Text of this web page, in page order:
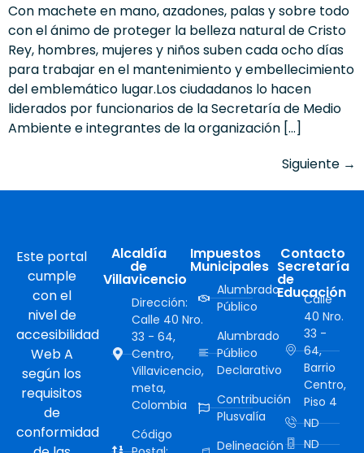
Con machete en mano, azadones, palas y sobre todo
con el ánimo de proteger la belleza natural de Cristo
Rey, hombres, mujeres y niños suben cada ocho días
para trabajar en el mantenimiento y embellecimiento
del emblemático lugar.Los ciudadanos lo hacen
liderados por funcionarios de la Secretaría de Medio
Ambiente e integrantes de la organización […]
Siguiente →
Este portal
cumple
con el
nivel de
accesibilidad
Web A
según los
requisitos
de
conformidad
Alcaldía
de
Villavicencio
Dirección:
Calle 40 Nro.
33 - 64,
Centro,
Villavicencio,
meta,
Colombia
Código
Impuestos
Municipales
Alumbrado
Público
Alumbrado
Público
Declarativo
Contribución
Plusvalía
Delineación
Contacto
Secretaría
de
Educación
Calle
40 Nro.
33 -
64,
Barrio
Centro,
Piso 4
ND
ND